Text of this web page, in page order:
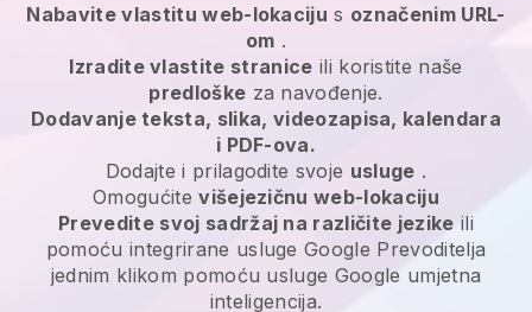
Nabavite vlastitu web-lokaciju s označenim URL-
om .
Izradite vlastite stranice ili koristite naše
predloške za navođenje.
Dodavanje teksta, slika, videozapisa, kalendara
i PDF-ova.
Dodajte i prilagodite svoje usluge .
Omogućitevišejezičnu web-lokaciju
Prevedite svoj sadržaj na različite jezike ili
pomoću integrirane usluge Google Prevoditelja
jednim klikom pomoću usluge Google umjetna
inteligencija.